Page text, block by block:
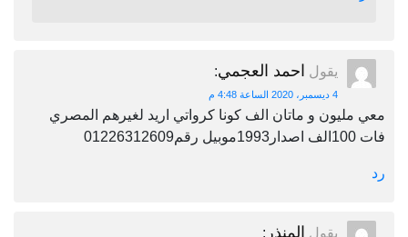
يقول احمد العجمي:
4 ديسمبر، 2020 الساعة 4:48 م
معي مليون و ماتان الف كونا كرواتي اريد لغيرهم المصري
فات 100الف اصدار1993موبيل رقم01226312609
رد
يقول المنذر :